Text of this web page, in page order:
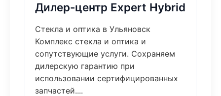
Дилер-центр Expert Hybrid
Стекла и оптика в Ульяновск
Комплекс стекла и оптика и
сопутствующие услуги. Сохраняем
дилерскую гарантию при
использовании сертифицированных
запчастей....